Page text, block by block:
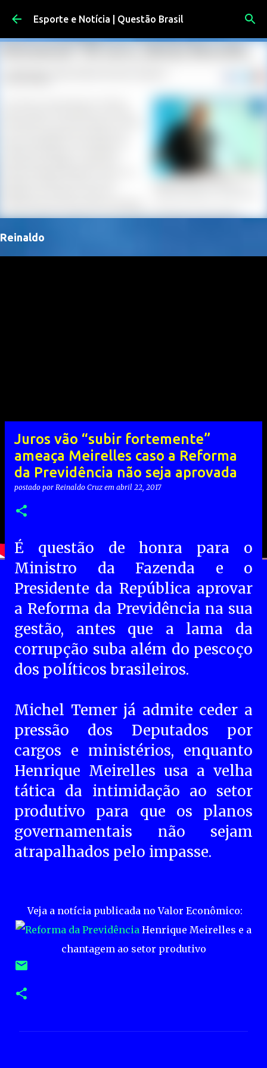
Pular para o conteúdo principal
Esporte e Notícia | Questão Brasil
Reinaldo
Juros vão “subir fortemente”
ameaça Meirelles caso a Reforma
da Previdência não seja aprovada
postado por Reinaldo Cruz em abril 22, 2017
É questão de honra para o
Ministro da Fazenda e o
Presidente da República aprovar
a Reforma da Previdência na sua
gestão, antes que a lama da
corrupção suba além do pescoço
dos políticos brasileiros.
Michel Temer já admite ceder a
pressão dos Deputados por
cargos e ministérios, enquanto
Henrique Meirelles usa a velha
tática da intimidação ao setor
produtivo para que os planos
governamentais não sejam
atrapalhados pelo impasse.
Veja a notícia publicada no Valor Econômico:
Henrique Meirelles e a
chantagem ao setor produtivo